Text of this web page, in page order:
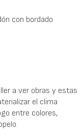
con bordado
a ver obras y estas
el clima
entre colores,